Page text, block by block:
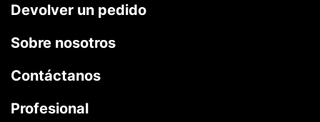
Devolver un pedido
Sobre nosotros
Contáctanos
Profesional